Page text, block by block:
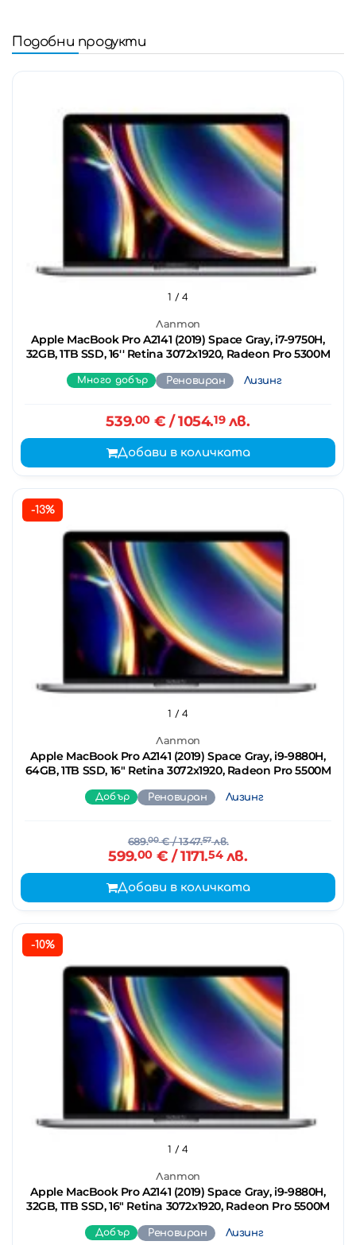
Подобни продукти
Лаптоп
Apple MacBook Pro A2141 (2019) Space Gray, i7-9750H,
32GB, 1TB SSD, 16'' Retina 3072x1920, Radeon Pro 5300M
1 / 4
Много добър Реновиран Лизинг
539.00€ / 1054.19лв.
Добави в количката
-13%
Лаптоп
Apple MacBook Pro A2141 (2019) Space Gray, i9-9880H,
64GB, 1TB SSD, 16" Retina 3072x1920, Radeon Pro 5500M
1 / 4
Добър Реновиран Лизинг
689.00€/ 1347.57лв.
599.00€ / 1171.54лв.
Добави в количката
-10%
Лаптоп
Apple MacBook Pro A2141 (2019) Space Gray, i9-9880H,
32GB, 1TB SSD, 16" Retina 3072x1920, Radeon Pro 5500M
1 / 4
Добър Реновиран Лизинг